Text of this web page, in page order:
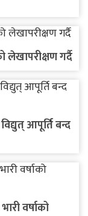
लेखापरीक्षण गर्दै
आपूर्ति बन्द
वर्षाको